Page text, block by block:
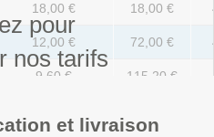
pour
nos tarifs
18,00 € 18,00 €
12,00 € 72,00 €
9,60 € 115,20 €
et livraison